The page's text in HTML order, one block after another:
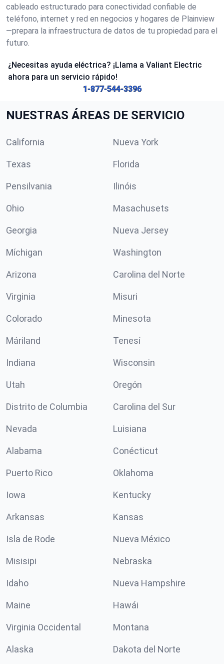
cableado estructurado para conectividad confiable de
teléfono, internet y red en negocios y hogares de Plainview
—prepara la infraestructura de datos de tu propiedad para el
futuro.
¿Necesitas ayuda eléctrica? ¡Llama a Valiant Electric
ahora para un servicio rápido!
1-877-544-3396
NUESTRAS ÁREAS DE SERVICIO
California Nueva York
Texas Florida
Pensilvania Ilinóis
Ohio Masachusets
Georgia Nueva Jersey
Míchigan Washington
Arizona Carolina del Norte
Virginia Misuri
Colorado Minesota
Máriland Tenesí
Indiana Wisconsin
Utah Oregón
Distrito de Columbia Carolina del Sur
Nevada Luisiana
Alabama Conécticut
Puerto Rico Oklahoma
Iowa Kentucky
Arkansas Kansas
Isla de Rode Nueva México
Misisipi Nebraska
Idaho Nueva Hampshire
Maine Hawái
Virginia Occidental Montana
Alaska Dakota del Norte